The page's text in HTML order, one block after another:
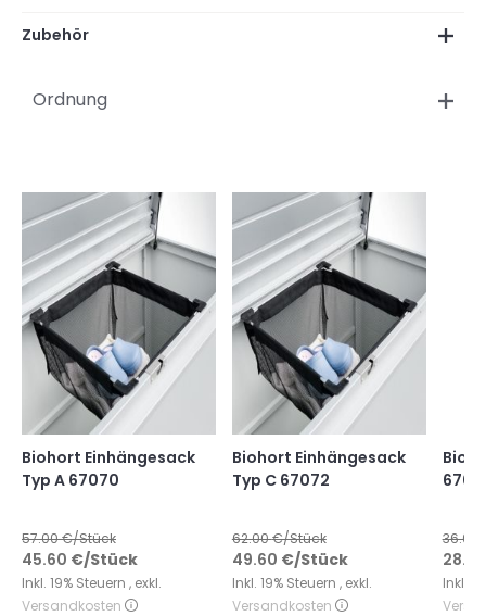
Zubehör
Ordnung
Biohort Einhängesack
Typ A 67070
57.00€/Stück
45.60 €/Stück
Inkl. 19% Steuern , exkl.
Versandkosten
Biohort Einhängesack
Typ C 67072
62.00€/Stück
49.60 €/Stück
Inkl. 19% Steuern , exkl.
Versandkosten
36.00
28.80
Inkl.